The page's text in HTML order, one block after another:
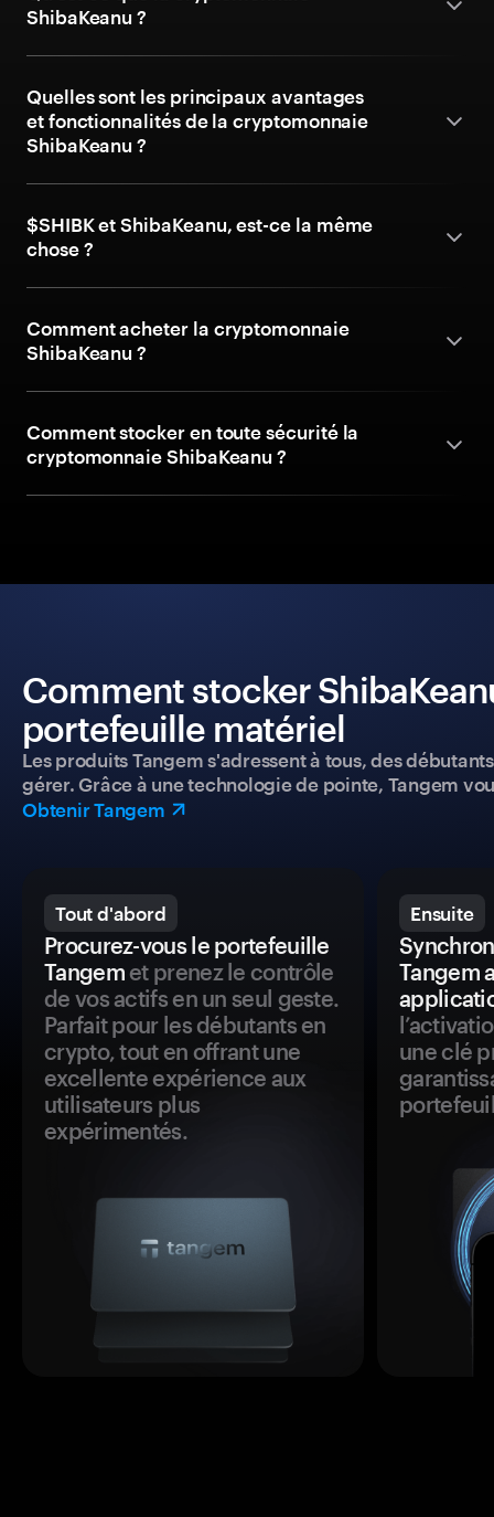
ShibaKeanu ?
Quelles sont les principaux avantages
et fonctionnalités de la cryptomonnaie
ShibaKeanu ?
$SHIBK et ShibaKeanu, est-ce la même
chose ?
Comment acheter la cryptomonnaie
ShibaKeanu ?
Comment stocker en toute sécurité la
cryptomonnaie ShibaKeanu ?
Comment stocker
portefeuille matériel
Les produits Tangem s'adressent à tous, des
gérer. Grâce à une technologie de pointe, Tangem
Obtenir Tangem
Tout d'abord
Procurez-vous le portefeuille
Tangemet prenez le contrôle
de vos actifs en un seul geste.
Parfait pour les débutants en
crypto, tout en offrant une
excellente expérience aux
utilisateurs plus
expérimentés.
Ensuite
Tangem
une clé